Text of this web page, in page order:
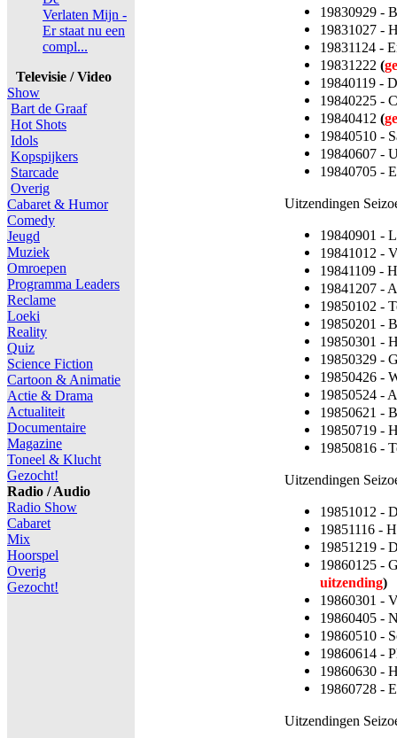
Verlaten Mijn -
Er staat nu een
compl...
Televisie / Video
Show
Bart de Graaf
Hot Shots
Idols
Kopspijkers
Starcade
Overig
Cabaret & Humor
Comedy
Jeugd
Muziek
Omroepen
Programma Leaders
Reclame
Loeki
Reality
Quiz
Science Fiction
Cartoon & Animatie
Actie & Drama
Actualiteit
Documentaire
Magazine
Toneel & Klucht
Gezocht!
Radio / Audio
Radio Show
Cabaret
Mix
Hoorspel
Overig
Gezocht!
19830929 -
19831027 -
19831124 -
19831222 (
19840119 -
19840225 -
19840412 (
19840510 -
19840607 -
19840705 -
Uitzendingen
19840901 -
19841012 -
19841109 -
19841207 -
19850102 -
19850201 -
19850301 -
19850329 -
19850426 -
19850524 -
19850621 -
19850719 -
19850816 -
Uitzendingen
19851012 -
19851116 -
19851219 -
19860125 -
uitzending)
19860301 -
19860405 -
19860510 -
19860614 -
19860630 -
19860728 -
Uitzendingen